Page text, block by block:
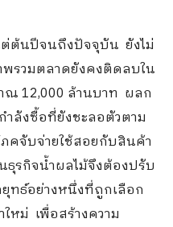
ต้นปีจนถึงปัจจุบัน ยังไม่
รวมตลาดยังคงติดลบใน
ณ​ 12,000 ล้านบาท ผลก
ำลังซื้อที่ยังชะลอตัวตาม
คจับจ่ายใช้สอยกับสินค้า
รกิจน้ำผลไม้จึงต้องปรับ
ทธ์อย่างหนึ่งที่ถูกเลือก
หม่ เพื่อสร้างความ